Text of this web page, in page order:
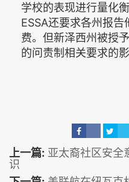
学校的表现进行量化
ESSA还要求各州报
费。但新泽西州被授
的问责制相关要求的影
上一篇: 亚太裔社区安全
识